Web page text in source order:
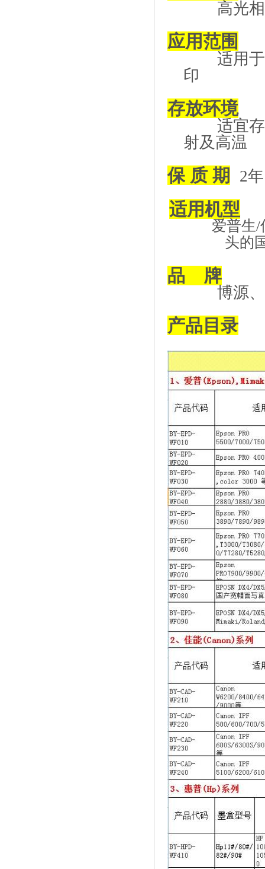
高光相
应用范围
适用于室
印
存放环境
适宜存
射及高温
保 质 期 2年
适用机型
爱普生/
头的
品 牌
博源、吉
产品目录